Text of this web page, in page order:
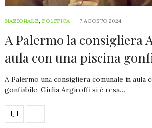
NAZIONALE, POLITICA 7 AGOSTO 2024
A Palermo la consigliera
aula con una piscina
A Palermo una consigliera comunale in aula
gonfiabile. Giulia Argiroffi si è resa…